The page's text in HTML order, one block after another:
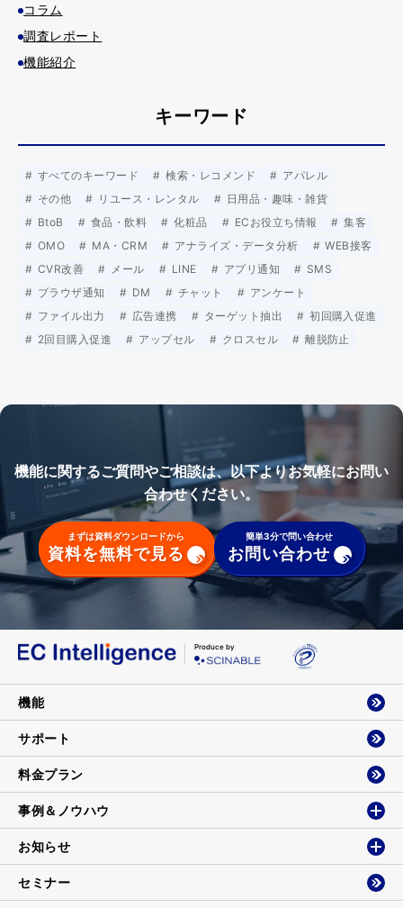
コラム
調査レポート
機能紹介
キーワード
すべてのキーワード 検索・レコメンド
アパレル
その他
リユース・レンタル
日用品・趣味・雑貨
BtoB
食品・飲料 化粧品 ECお役立ち情報
集客
OMO
MA・CRM アナライズ・データ分析
WEB接客
CVR改善
メール LINE アプリ通知
SMS
ブラウザ通知
DM チャット
アンケート
ファイル出力
広告連携 ターゲット抽出
初回購入促進
2回目購入促進
アップセル クロスセル 離脱防止
機能に関するご質問やご相談は、以下よりお気軽にお問い
合わせください。
まずは資料ダウンロードから
資料を無料で見る
簡単3分で問い合わせ
お問い合わせ
Produce by
機能
サポート
料金プラン
事例＆ノウハウ
お知らせ
セミナー